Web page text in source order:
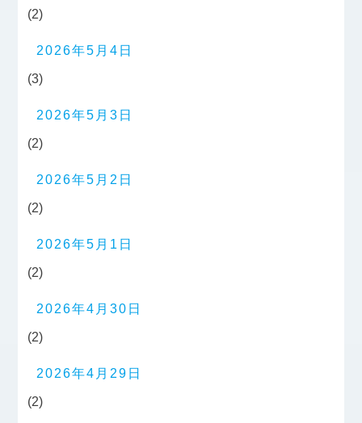
(2)
2026年5月4日
(3)
2026年5月3日
(2)
2026年5月2日
(2)
2026年5月1日
(2)
2026年4月30日
(2)
2026年4月29日
(2)